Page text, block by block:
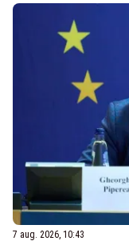
7 aug. 2026, 10:43